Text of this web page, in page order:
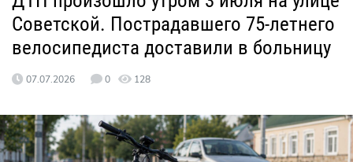
Советской. Пострадавшего 75-летнего
велосипедиста доставили в больницу
07.07.2026 0 128